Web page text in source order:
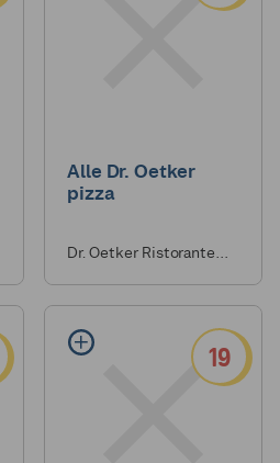
Alle Dr. Oetker
pizza
Dr. Oetker Ristorante
19